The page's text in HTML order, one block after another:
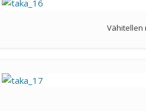
Vähitellen